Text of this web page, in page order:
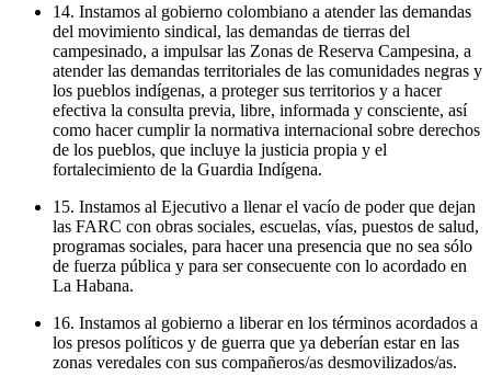
14. Instamos al gobierno colombiano a atender las demandas
del movimiento sindical, las demandas de tierras del
campesinado, a impulsar las Zonas de Reserva Campesina, a
atender las demandas territoriales de las comunidades negras y
los pueblos indígenas, a proteger sus territorios y a hacer
efectiva la consulta previa, libre, informada y consciente, así
como hacer cumplir la normativa internacional sobre derechos
de los pueblos, que incluye la justicia propia y el
fortalecimiento de la Guardia Indígena.
15. Instamos al Ejecutivo a llenar el vacío de poder que dejan
las FARC con obras sociales, escuelas, vías, puestos de salud,
programas sociales, para hacer una presencia que no sea sólo
de fuerza pública y para ser consecuente con lo acordado en
La Habana.
16. Instamos al gobierno a liberar en los términos acordados a
los presos políticos y de guerra que ya deberían estar en las
zonas veredales con sus compañeros/as desmovilizados/as.